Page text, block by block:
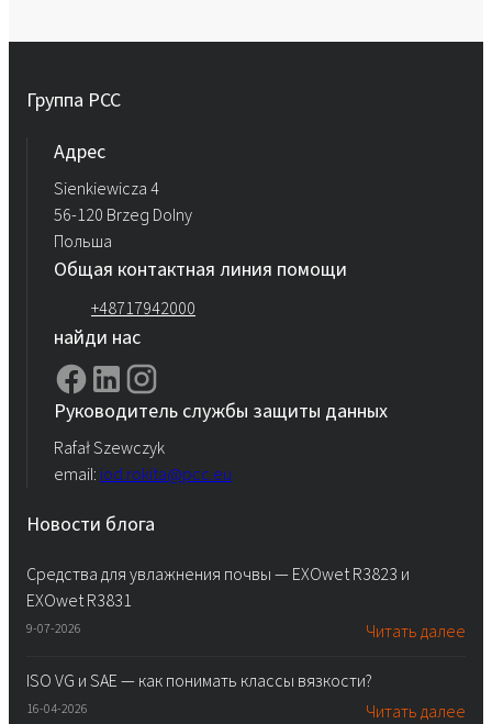
Группа PCC
Aдрес
Sienkiewicza 4
56-120 Brzeg Dolny
Польша
Общая контактная линия помощи
+48717942000
найди нас
Руководитель службы защиты данных
Rafał Szewczyk
email: iod.rokita@pcc.eu
Новости блога
Средства для увлажнения почвы — EXOwet R3823 и
EXOwet R3831
9-07-2026 Читать далее
ISO VG и SAE — как понимать классы вязкости?
16-04-2026 Читать далее